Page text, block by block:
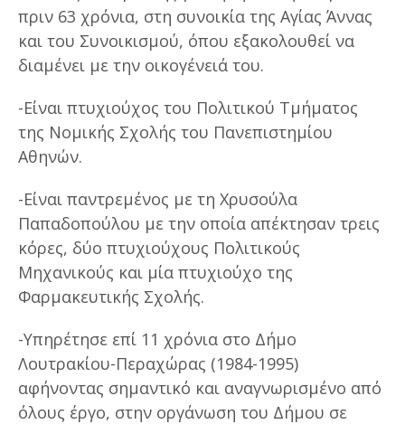
πριν 63 χρόνια, στη συνοικία της Αγίας Άννας
και του Συνοικισμού, όπου εξακολουθεί να
διαμένει με την οικογένειά του.
-Είναι πτυχιούχος του Πολιτικού Τμήματος
της Νομικής Σχολής του Πανεπιστημίου
Αθηνών.
-Είναι παντρεμένος με τη Χρυσούλα
Παπαδοπούλου με την οποία απέκτησαν τρεις
κόρες, δύο πτυχιούχους Πολιτικούς
Μηχανικούς και μία πτυχιούχο της
Φαρμακευτικής Σχολής.
-Υπηρέτησε επί 11 χρόνια στο Δήμο
Λουτρακίου-Περαχώρας (1984-1995)
αφήνοντας σημαντικό και αναγνωρισμένο από
όλους έργο, στην οργάνωση του Δήμου σε